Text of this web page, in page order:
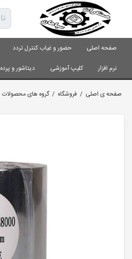
صفحه اصلی حضور و غیاب کنترل تردد
نرم افزار
کلیپ آموزشی دیتاشور و پرده
صفحه ی اصلی / فروشگاه /گروه های محصولات